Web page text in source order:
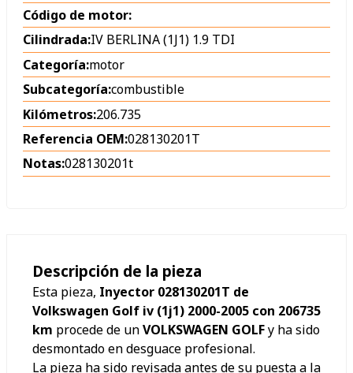
Código de motor:
Cilindrada:IV BERLINA (1J1) 1.9 TDI
Categoría:motor
Subcategoría:combustible
Kilómetros:206.735
Referencia OEM:028130201T
Notas:028130201t
Descripción de la pieza
Esta pieza, Inyector 028130201T de
Volkswagen Golf iv (1j1) 2000-2005 con 206735
km procede de unVOLKSWAGEN GOLFy ha sido
desmontado en desguace profesional.
La pieza ha sido revisada antes de su puesta a la